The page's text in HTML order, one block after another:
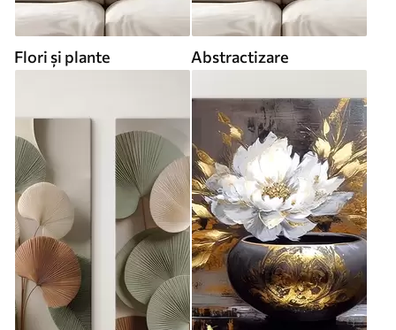
Flori și plante Abstractizare